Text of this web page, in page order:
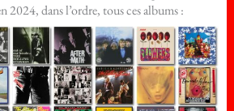
2024, dans l’ordre, tous ces albums :